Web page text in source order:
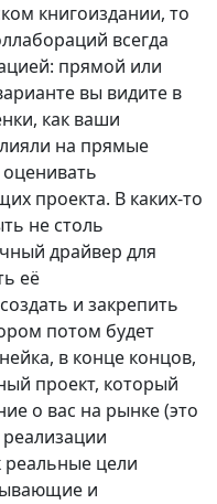
книгоиздании, то
всегда
прямой или
вы видите в
как ваши
на прямые
проекта. В каких-то
не столь
драйвер для
её
и закрепить
потом будет
в конце концов,
проект, который
о вас на рынке (это
реальные цели
и